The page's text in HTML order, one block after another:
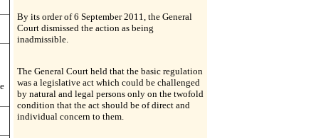
By its order of 6 September 2011, the General
Court dismissed the action as being
inadmissible.
The General Court held that the basic regulation
was a legislative act which could be challenged
by natural and legal persons only on the twofold
condition that the act should be of direct and
individual concern to them.